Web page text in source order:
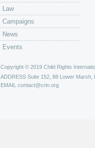
Law
Campaigns
News
Events
Copyright © 2019 Child Rights
ADDRESS Suite 152, 88 Lower Marsh,
EMAIL contact@crin.org